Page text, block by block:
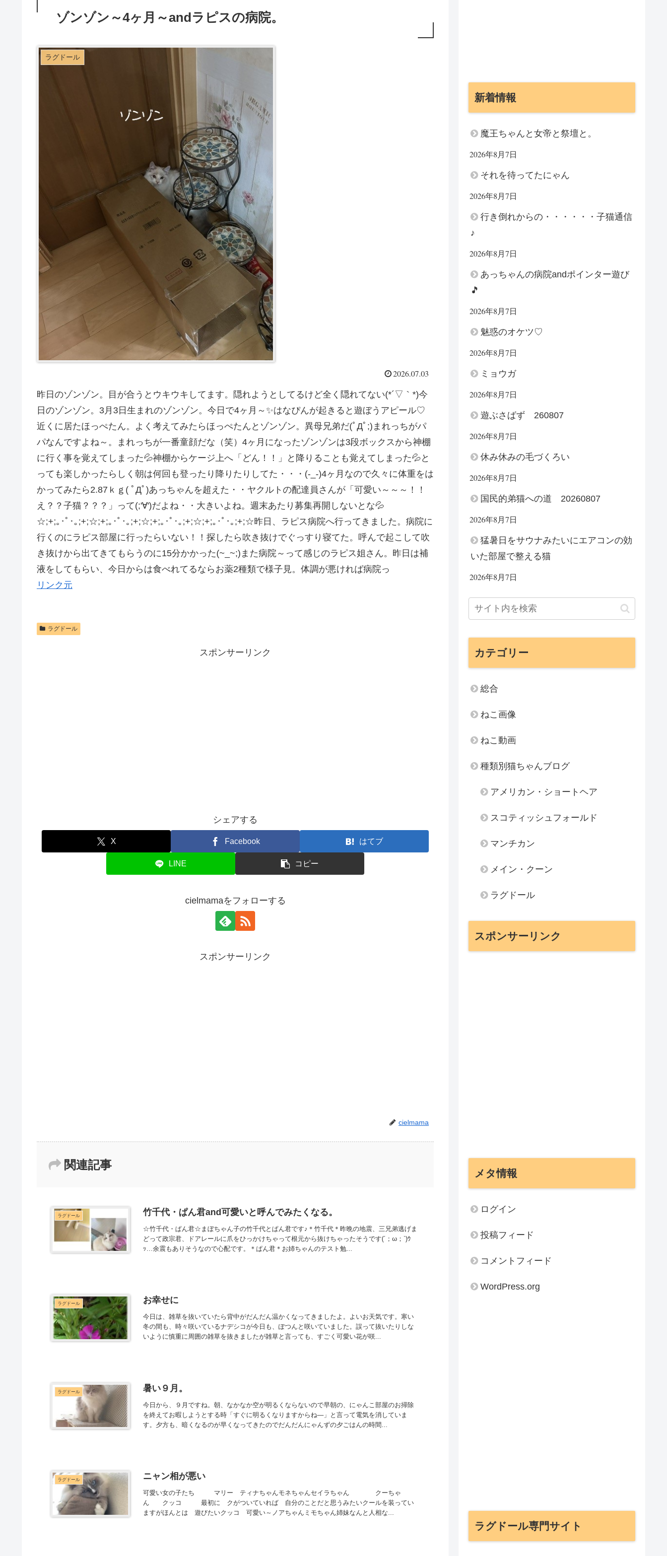
ゾンゾン～4ヶ月～andラピスの病院。
ラグドール
2026.07.03
昨日のゾンゾン。目が合うとウキウキしてます。隠れようとしてるけど全く隠れてない(*´▽｀*)今
日のゾンゾン。3月3日生まれのゾンゾン。今日で4ヶ月～✨はなぴんが起きると遊ぼうアピール♡
近くに居たほっぺたん。よく考えてみたらほっぺたんとゾンゾン。異母兄弟だ(ﾟДﾟ;)まれっちがパ
パなんですよね～。まれっちが一番童顔だな（笑）4ヶ月になったゾンゾンは3段ボックスから神棚
に行く事を覚えてしまった💦神棚からケージ上へ「どん！！」と降りることも覚えてしまった💦と
っても楽しかったらしく朝は何回も登ったり降りたりしてた・・・(-_-)4ヶ月なので久々に体重をは
かってみたら2.87ｋｇ( ﾟДﾟ)あっちゃんを超えた・・ヤクルトの配達員さんが「可愛い～～～！！
え？？子猫？？？」って(;'∀')だよね・・大きいよね。週末あたり募集再開しないとな💦
☆;+;｡･ﾟ･｡;+;☆;+;｡･ﾟ･｡;+;☆;+;｡･ﾟ･｡;+;☆;+;｡･ﾟ･｡;+;☆昨日、ラピス病院へ行ってきました。病院に
行くのにラピス部屋に行ったらいない！！探したら吹き抜けでぐっすり寝てた。呼んで起こして吹
き抜けから出てきてもらうのに15分かかった(~_~;)また病院～って感じのラピス姐さん。昨日は補
液をしてもらい、今日からは食べれてるならお薬2種類で様子見。体調が悪ければ病院っ
リンク元
ラグドール
スポンサーリンク
シェアする
X Facebook はてブ
LINE コピー
cielmamaをフォローする
スポンサーリンク
cielmama
関連記事
ラグドール 竹千代・ぱん君and可愛いと呼んでみたくなる。
☆竹千代・ぱん君☆まぼちゃん子の竹千代とぱん君です♪＊竹千代＊昨晩の地震、三兄弟逃げま
どって政宗君、ドアレールに爪をひっかけちゃって根元から抜けちゃったそうです(´；ω；`)ｳ
ｯ…余震もありそうなので心配です。＊ぱん君＊お姉ちゃんのテスト勉...
ラグドール お幸せに
今日は、雑草を抜いていたら背中がだんだん温かくなってきましたよ。よいお天気です。寒い
冬の間も、時々咲いているナデシコが今日も、ぽつんと咲いていました。誤って抜いたりしな
いように慎重に周囲の雑草を抜きましたが雑草と言っても、すごく可愛い花が咲...
ラグドール 暑い９月。
今日から、９月ですね。朝、なかなか空が明るくならないので早朝の、にゃんこ部屋のお掃除
を終えてお暇しようとする時「すぐに明るくなりますからね―」と言って電気を消していま
す。夕方も、暗くなるのが早くなってきたのでだんだんにゃんずの夕ごはんの時間...
ラグドール ニャン相が悪い
可愛い女の子たち マリー ティナちゃんモネちゃんセイラちゃん クーちゃ
ん クッコ 最初に クがついていれば 自分のことだと思うみたいクールを装ってい
ますがほんとは 遊びたいクッコ 可愛い～ノアちゃんミモちゃん姉妹なんと人相な...
新着情報
魔王ちゃんと女帝と祭壇と。
2026年8月7日
それを待ってたにゃん
2026年8月7日
行き倒れからの・・・・・・子猫通信
♪
2026年8月7日
あっちゃんの病院andポインター遊び
🎵
2026年8月7日
魅惑のオケツ♡
2026年8月7日
ミョウガ
2026年8月7日
遊ぶさばず 260807
2026年8月7日
休み休みの毛づくろい
2026年8月7日
国民的弟猫への道 20260807
2026年8月7日
猛暑日をサウナみたいにエアコンの効
いた部屋で整える猫
2026年8月7日
カテゴリー
総合
ねこ画像
ねこ動画
種類別猫ちゃんブログ
アメリカン・ショートヘア
スコティッシュフォールド
マンチカン
メイン・クーン
ラグドール
スポンサーリンク
メタ情報
ログイン
投稿フィード
コメントフィード
WordPress.org
ラグドール専門サイト